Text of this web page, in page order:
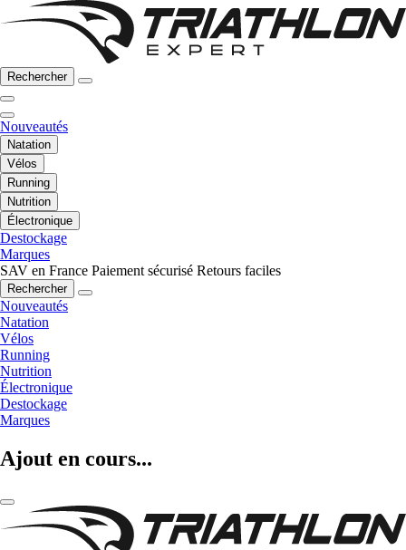
Rechercher
Nouveautés
Natation
Vélos
Running
Nutrition
Électronique
Destockage
Marques
SAV en France Paiement sécurisé Retours faciles
Rechercher
Nouveautés
Natation
Vélos
Running
Nutrition
Électronique
Destockage
Marques
Ajout en cours...